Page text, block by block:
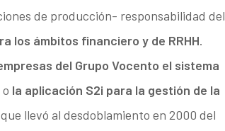
de producción- responsabilidad del
los ámbitos financiero y de RRHH.
del Grupo Vocento el sistema
la aplicación S2i para la gestión de la
llevó al desdoblamiento en 2000 del